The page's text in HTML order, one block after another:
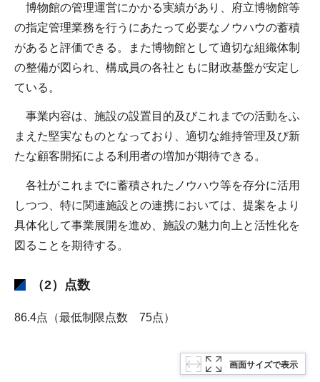
博物館の管理運営にかかる実績があり、府立博物館等
の指定管理業務を行うにあたって必要なノウハウの蓄積
があると評価できる。また博物館として適切な組織体制
の整備が図られ、構成員の各社ともに財政基盤が安定し
ている。
事業内容は、施設の設置目的及びこれまでの活動をふ
まえた堅実なものとなっており、適切な維持管理及び新
たな顧客開拓による利用者の増加が期待できる。
各社がこれまでに蓄積されたノウハウ等を存分に活用
しつつ、特に関連施設との連携においては、提案をより
具体化して事業展開を進め、施設の魅力向上と活性化を
図ることを期待する。
（2）点数
86.4点（最低制限点数 75点）
画面サイズで表示